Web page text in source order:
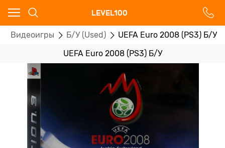
LEVEL100
Видеоигры Б/У (Used) UEFA Euro 2008 (PS3) Б/У
UEFA Euro 2008 (PS3) Б/У
Ваш город - Москва,
угадали?
ДА НЕТ